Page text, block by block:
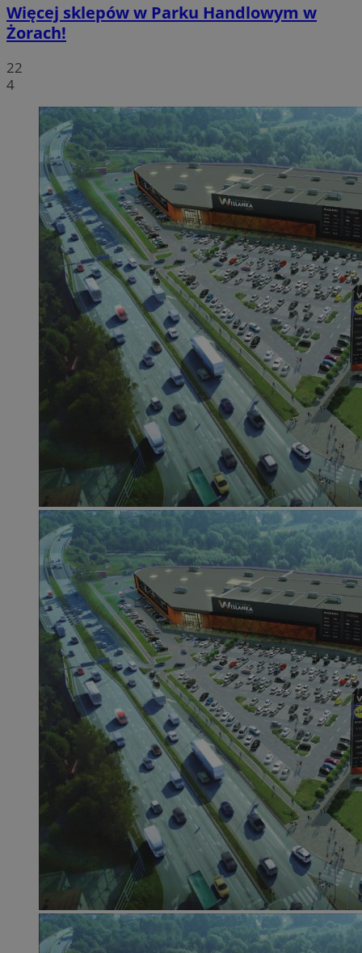
Więcej sklepów w Parku Handlowym w
Żorach!
22
4